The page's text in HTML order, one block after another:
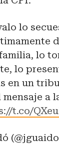
lo
lo
lo
en un
a
t.co/